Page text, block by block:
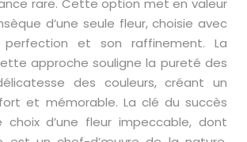
rare. Cette option met en valeur
d’une seule fleur, choisie avec
et son raffinement. La
approche souligne la pureté des
des couleurs, créant un
et mémorable. La clé du succès
choix d’une fleur impeccable, dont